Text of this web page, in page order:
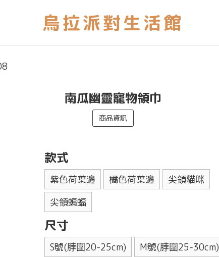
南瓜幽靈寵物領巾
商品資訊
款式
紫色荷葉邊 橘色荷葉邊
尖領貓咪
尖領蝙蝠
尺寸
S號(脖圍20-25cm)
M號(脖圍25-30cm)